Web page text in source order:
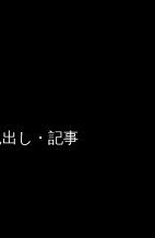
し・記事